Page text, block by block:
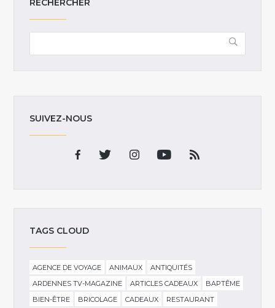
RECHERCHER
SUIVEZ-NOUS
TAGS CLOUD
AGENCE DE VOYAGE ANIMAUX
ANTIQUITÉS
ARDENNES TV-MAGAZINE
ARTICLES CADEAUX
BAPTÊME
BIEN-ÊTRE
BRICOLAGE CADEAUX
RESTAURANT